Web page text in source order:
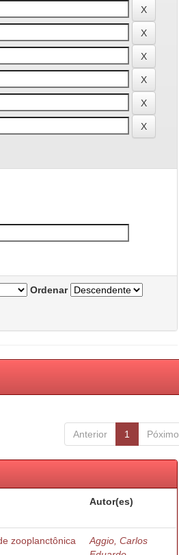
Ordenar
Anterior 1 Póximo
Autor(es)
zooplanctônica
Aggio, Carlos